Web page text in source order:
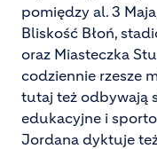
pomiędzy al. 3
Bliskość Błoń,
oraz Miasteczka
codziennie rzesze
tutaj też odbywają
edukacyjne i
Jordana dyktuje